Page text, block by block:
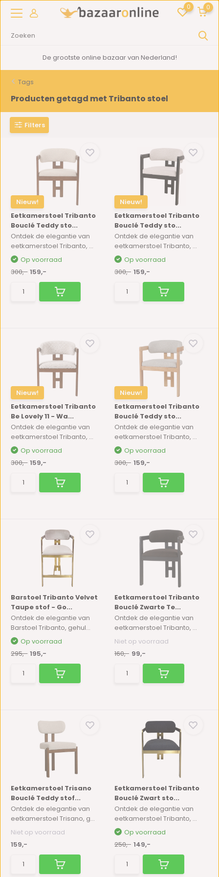
0 0
De grootste online bazaar van Nederland!
Tags
Producten getagd met Tribanto stoel
Filters
Nieuw!
Eetkamerstoel Tribanto
Bouclé Teddy sto...
Ontdek de elegantie van
eetkamerstoel Tribanto, ...
Op voorraad
300,- 159,-
Nieuw!
Eetkamerstoel Tribanto
Bouclé Teddy sto...
Ontdek de elegantie van
eetkamerstoel Tribanto, ...
Op voorraad
300,- 159,-
Nieuw!
Eetkamerstoel Tribanto
Be Lovely 11 - Wa...
Ontdek de elegantie van
eetkamerstoel Tribanto, ...
Op voorraad
300,- 159,-
Nieuw!
Eetkamerstoel Tribanto
Bouclé Teddy sto...
Ontdek de elegantie van
eetkamerstoel Tribanto, ...
Op voorraad
300,- 159,-
Barstoel Tribanto Velvet
Taupe stof - Go...
Ontdek de elegantie van
Barstoel Tribanto, gehul...
Op voorraad
295,- 195,-
Eetkamerstoel Tribanto
Bouclé Zwarte Te...
Ontdek de elegantie van
eetkamerstoel Tribanto, ...
Niet op voorraad
160,- 99,-
Eetkamerstoel Trisano
Bouclé Teddy stof...
Ontdek de elegantie van
eetkamerstoel Trisano, g...
Niet op voorraad
159,-
Eetkamerstoel Tribanto
Bouclé Zwart sto...
Ontdek de elegantie van
eetkamerstoel Tribanto, ...
Op voorraad
250,- 149,-